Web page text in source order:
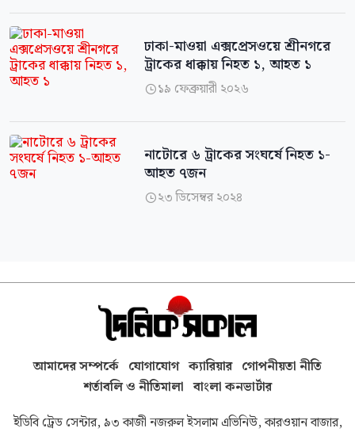
ঢাকা-মাওয়া এক্সপ্রেসওয়ে শ্রীনগরে
ট্রাকের ধাক্কায় নিহত ১, আহত ১
১৯ ফেব্রুয়ারী ২০২৬
নাটোরে ৬ ট্রাকের সংঘর্ষে নিহত ১-
আহত ৭জন
২৩ ডিসেম্বর ২০২৪
আমাদের সম্পর্কে যোগাযোগ ক্যারিয়ার গোপনীয়তা নীতি
শর্তাবলি ও নীতিমালা বাংলা কনভার্টার
ইডিবি ট্রেড সেন্টার, ৯৩ কাজী নজরুল ইসলাম এভিনিউ, কারওয়ান বাজার,